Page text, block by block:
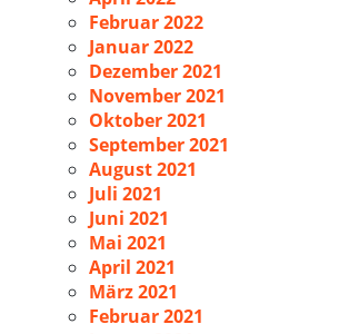
Februar 2022
Januar 2022
Dezember 2021
November 2021
Oktober 2021
September 2021
August 2021
Juli 2021
Juni 2021
Mai 2021
April 2021
März 2021
Februar 2021